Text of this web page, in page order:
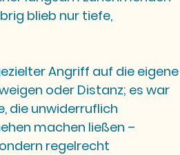
blieb nur tiefe,
Angriff auf die eigene
oder Distanz; es war
die unwiderruflich
machen ließen –
regelrecht